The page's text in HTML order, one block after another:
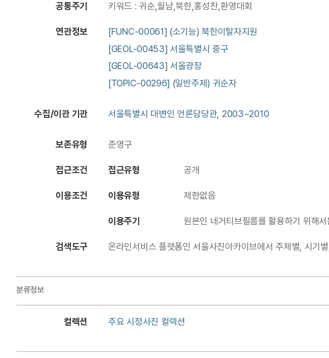
공통주기 키워드 : 귀순,월남,북한,홍성찬,환영대회
연관정보
[FUNC-00061] (소기능) 북한이탈자지원
[GEOL-00453] 서울특별시 중구
[GEOL-00643] 서울광장
[TOPIC-00296] (일반주제) 귀순자
수집/이관 기관 서울특별시 대변인 언론담당관, 2003~2010
보존유형 준영구
접근조건 접근유형 공개
이용조건 이용유형 제한없음
이용주기 원본인 네거티브필름를 활용하기 위해
검색도구 온라인서비스 플랫폼인 서울사진아카이브에서 주제별, 시
분류정보
컬렉션 주요 시정사진 컬렉션